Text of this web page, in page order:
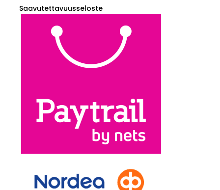
Saavutettavuusseloste